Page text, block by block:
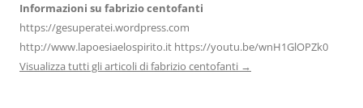
Informazioni su fabrizio centofanti
https://gesuperatei.wordpress.com
http://www.lapoesiaelospirito.it https://youtu.be/wnH1GlOPZk0
Visualizza tutti gli articoli di fabrizio centofanti →